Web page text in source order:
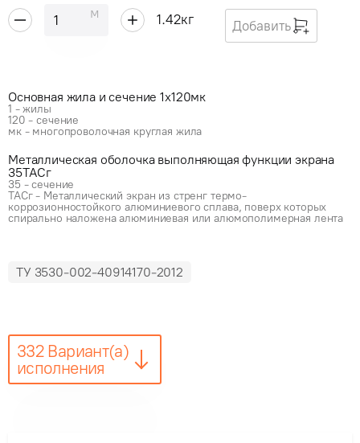
м 1.42кг Добавить
Основная жила и сечение 1x120мк
1 - жилы
120 - сечение
мк - многопроволочная круглая жила
Металлическая оболочка выполняющая функции экрана
35ТАСг
35 - сечение
ТАСг - Металлический экран из стренг термо-
коррозионностойкого алюминиевого сплава, поверх которых
спирально наложена алюминиевая или алюмополимерная лента
ТУ 3530-002-40914170-2012
332 Вариант(а)
исполнения